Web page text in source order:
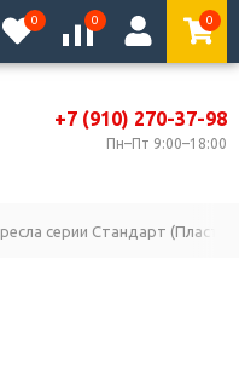
0 0 0
+7 (910) 270-37-98
Пн–Пт 9:00–18:00
серии Стандарт